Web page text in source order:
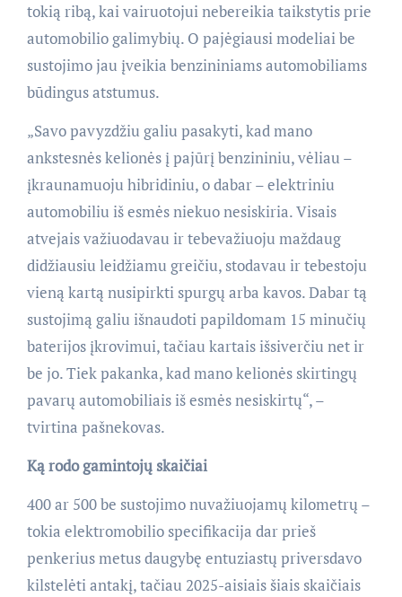
tokią ribą, kai vairuotojui nebereikia taikstytis prie
automobilio galimybių. O pajėgiausi modeliai be
sustojimo jau įveikia benzininiams automobiliams
būdingus atstumus.
„Savo pavyzdžiu galiu pasakyti, kad mano
ankstesnės kelionės į pajūrį benzininiu, vėliau –
įkraunamuoju hibridiniu, o dabar – elektriniu
automobiliu iš esmės niekuo nesiskiria. Visais
atvejais važiuodavau ir tebevažiuoju maždaug
didžiausiu leidžiamu greičiu, stodavau ir tebestoju
vieną kartą nusipirkti spurgų arba kavos. Dabar tą
sustojimą galiu išnaudoti papildomam 15 minučių
baterijos įkrovimui, tačiau kartais išsiverčiu net ir
be jo. Tiek pakanka, kad mano kelionės skirtingų
pavarų automobiliais iš esmės nesiskirtų“, –
tvirtina pašnekovas.
Ką rodo gamintojų skaičiai
400 ar 500 be sustojimo nuvažiuojamų kilometrų –
tokia elektromobilio specifikacija dar prieš
penkerius metus daugybę entuziastų priversdavo
kilstelėti antakį, tačiau 2025-aisiais šiais skaičiais